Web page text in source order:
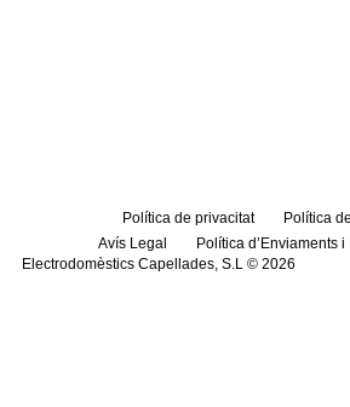
Electrodomèstics Capellades, S.L © 2026
Política de privacitat
Política
Avís Legal
Política d’Enviaments